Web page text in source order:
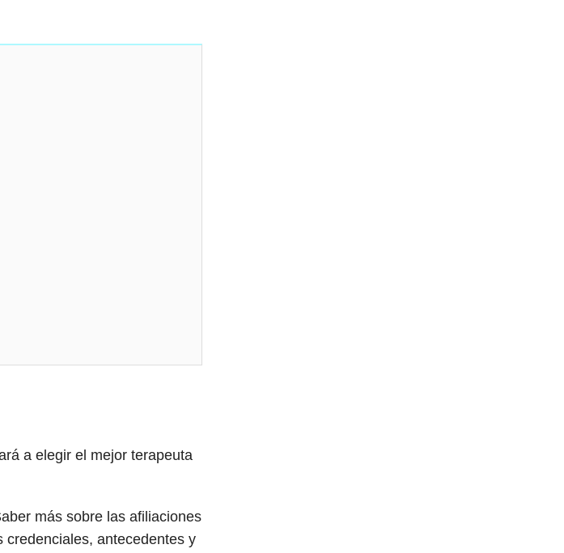
a elegir el mejor terapeuta
más sobre las afiliaciones
credenciales, antecedentes y